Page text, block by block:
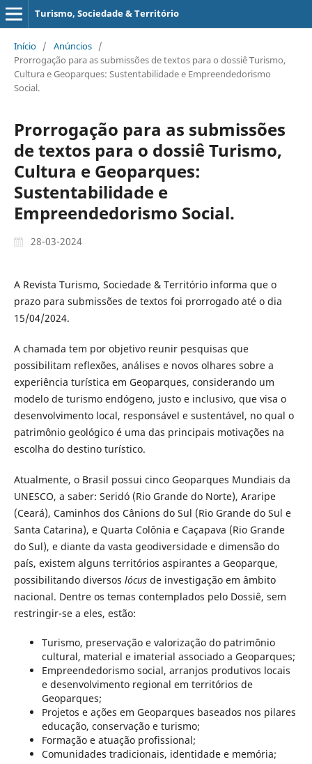
Turismo, Sociedade & Território
Início / Anúncios /
Prorrogação para as submissões de textos para o dossiê Turismo,
Cultura e Geoparques: Sustentabilidade e Empreendedorismo
Social.
Prorrogação para as submissões
de textos para o dossiê Turismo,
Cultura e Geoparques:
Sustentabilidade e
Empreendedorismo Social.
28-03-2024
A Revista Turismo, Sociedade & Território informa que o
prazo para submissões de textos foi prorrogado até o dia
15/04/2024.
A chamada tem por objetivo reunir pesquisas que
possibilitam reflexões, análises e novos olhares sobre a
experiência turística em Geoparques, considerando um
modelo de turismo endógeno, justo e inclusivo, que visa o
desenvolvimento local, responsável e sustentável, no qual o
patrimônio geológico é uma das principais motivações na
escolha do destino turístico.
Atualmente, o Brasil possui cinco Geoparques Mundiais da
UNESCO, a saber: Seridó (Rio Grande do Norte), Araripe
(Ceará), Caminhos dos Cânions do Sul (Rio Grande do Sul e
Santa Catarina), e Quarta Colônia e Caçapava (Rio Grande
do Sul), e diante da vasta geodiversidade e dimensão do
país, existem alguns territórios aspirantes a Geoparque,
possibilitando diversos lócusde investigação em âmbito
nacional. Dentre os temas contemplados pelo Dossiê, sem
restringir-se a eles, estão:
Turismo, preservação e valorização do patrimônio
cultural, material e imaterial associado a Geoparques;
Empreendedorismo social, arranjos produtivos locais
e desenvolvimento regional em territórios de
Geoparques;
Projetos e ações em Geoparques baseados nos pilares
educação, conservação e turismo;
Formação e atuação profissional;
Comunidades tradicionais, identidade e memória;